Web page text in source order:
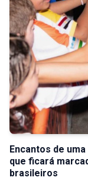
Encantos de
que ficará
brasileiros